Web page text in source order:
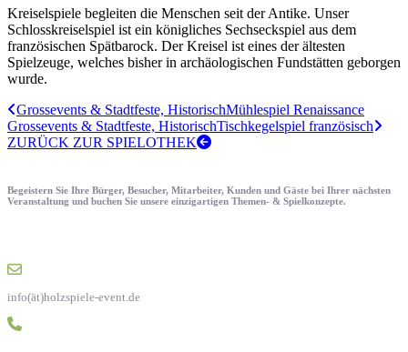
Kreiselspiele begleiten die Menschen seit der Antike. Unser
Schlosskreiselspiel ist ein königliches Sechseckspiel aus dem
französischen Spätbarock. Der Kreisel ist eines der ältesten
Spielzeuge, welches bisher in archäologischen Fundstätten geborgen
wurde.
Grossevents & Stadtfeste, HistorischMühlespiel Renaissance
Grossevents & Stadtfeste, HistorischTischkegelspiel französisch
ZURÜCK ZUR SPIELOTHEK
Begeistern Sie Ihre Bürger, Besucher, Mitarbeiter, Kunden und Gäste bei Ihrer nächsten
Veranstaltung und buchen Sie unsere einzigartigen Themen- & Spielkonzepte.
info(ät)holzspiele-event.de